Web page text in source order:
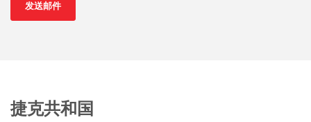
发送邮件
捷克共和国